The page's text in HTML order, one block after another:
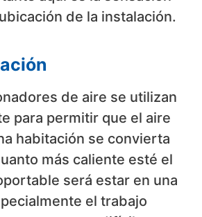
de la instalación.
de aire se utilizan
para permitir que el aire
habitación se convierta
más caliente esté el
será estar en una
el trabajo